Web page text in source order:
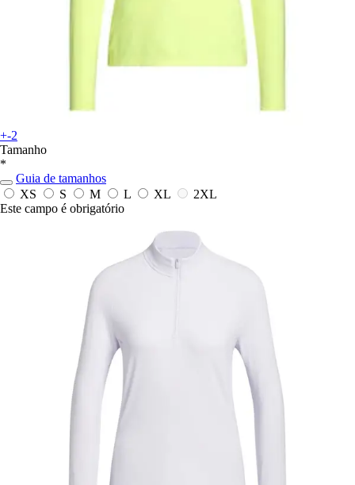
+-2
Tamanho
*
Guia de tamanhos
XS
S M L XL
2XL
Este campo é obrigatório